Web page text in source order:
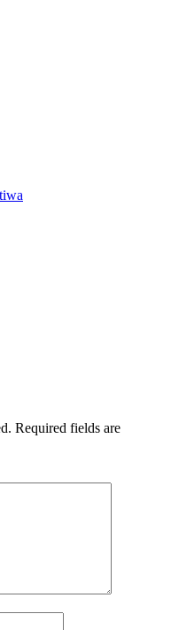
Required fields are